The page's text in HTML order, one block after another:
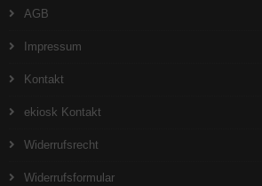
AGB
Impressum
Kontakt
ekiosk Kontakt
Widerrufsrecht
Widerrufsformular